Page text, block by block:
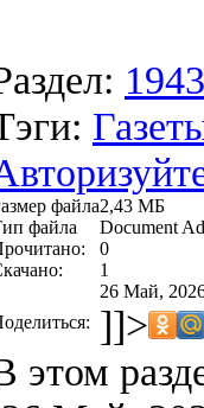
1943
файла2,43 МБ
файла
Document
0
1
26 Май,
]]>
этом